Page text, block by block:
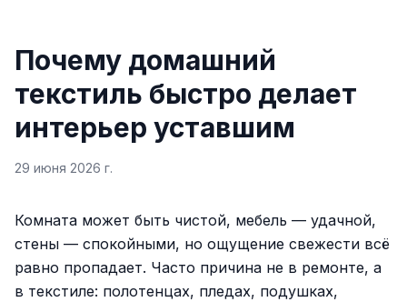
Почему домашний
текстиль быстро делает
интерьер уставшим
29 июня 2026 г.
Комната может быть чистой, мебель — удачной,
стены — спокойными, но ощущение свежести всё
равно пропадает. Часто причина не в ремонте, а
в текстиле: полотенцах, пледах, подушках,